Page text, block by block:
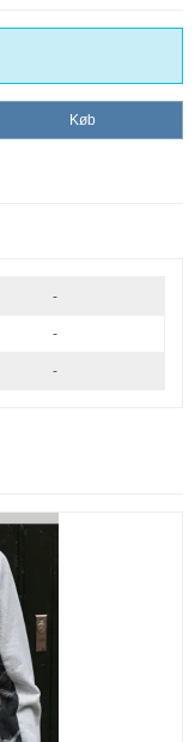
Køb
-
-
-